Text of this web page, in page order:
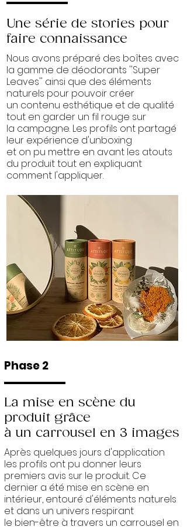
Une série de stories pour
faire connaissance
Nous avons préparé des boîtes avec
la gamme de déodorants ''Super
Leaves'' ainsi que des éléments
naturels pour pouvoir créer
un contenu esthétique et de qualité
tout en garder un fil rouge sur
la campagne. Les profils ont partagé
leur expérience d'unboxing
et on pu mettre en avant les atouts
du produit tout en expliquant
comment l'appliquer.
Phase 2
La mise en scène du
produit grâce
à un carrousel en 3 images
Après quelques jours d'application
les profils ont pu donner leurs
premiers avis sur le produit. Ce
dernier a été mise en scène en
intérieur, entouré d'éléments naturels
et dans un univers respirant
le bien-être à travers un carrousel en